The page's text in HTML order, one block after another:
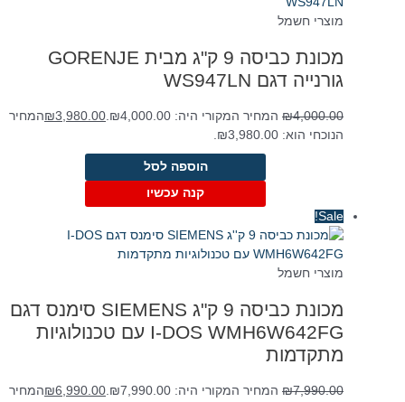
מוצרי חשמל
מכונת כביסה 9 ק"ג מבית GORENJE
גורנייה דגם WS947LN
₪4,000.00 המחיר המקורי היה: ₪4,000.00. ₪3,980.00
המחיר
הנוכחי הוא: ₪3,980.00.
הוספה לסל
קנה עכשיו
Sale!
מוצרי חשמל
מכונת כביסה 9 ק"ג SIEMENS סימנס דגם
I-DOS WMH6W642FG עם טכנולוגיות
מתקדמות
₪7,990.00 המחיר המקורי היה: ₪7,990.00. ₪6,990.00
המחיר